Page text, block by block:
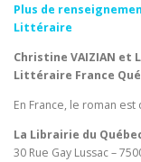
Plus de
Littéraire
Christine VAIZIAN et
Littéraire France
En France, le roman
La Librairie du
30 Rue Gay Lussac –